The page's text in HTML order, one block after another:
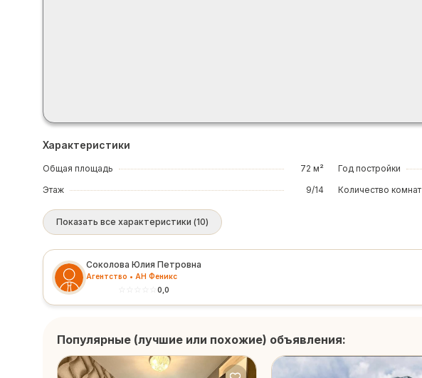
Характеристики
Общая площадь
72 м²
Этаж
9/14
Год постройки
Количество комнат
Показать все характеристики (10)
Соколова Юлия Петровна
Агентство • АН Феникс
0,0
Популярные (лучшие или похожие) объявления: